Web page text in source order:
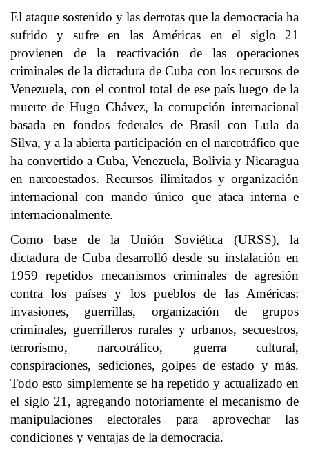
El ataque sostenido y las derrotas que la democracia ha
sufrido y sufre en las Américas en el siglo 21
provienen de la reactivación de las operaciones
criminales de la dictadura de Cuba con los recursos de
Venezuela, con el control total de ese país luego de la
muerte de Hugo Chávez, la corrupción internacional
basada en fondos federales de Brasil con Lula da
Silva, y a la abierta participación en el narcotráfico que
ha convertido a Cuba, Venezuela, Bolivia y Nicaragua
en narcoestados. Recursos ilimitados y organización
internacional con mando único que ataca interna e
internacionalmente.
Como base de la Unión Soviética (URSS), la
dictadura de Cuba desarrolló desde su instalación en
1959 repetidos mecanismos criminales de agresión
contra los países y los pueblos de las Américas:
invasiones, guerrillas, organización de grupos
criminales, guerrilleros rurales y urbanos, secuestros,
terrorismo, narcotráfico, guerra cultural,
conspiraciones, sediciones, golpes de estado y más.
Todo esto simplemente se ha repetido y actualizado en
el siglo 21, agregando notoriamente el mecanismo de
manipulaciones electorales para aprovechar las
condiciones y ventajas de la democracia.